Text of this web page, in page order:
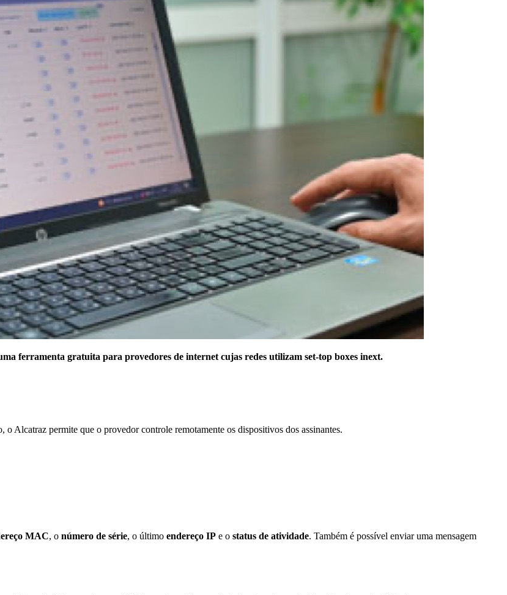
ferramenta gratuita para provedores de internet cujas redes utilizam set-top boxes inext.
Alcatraz permite que o provedor controle remotamente os dispositivos dos assinantes.
MAC, o número de série, o último endereço IP e o status de atividade. Também é possível enviar uma mensagem